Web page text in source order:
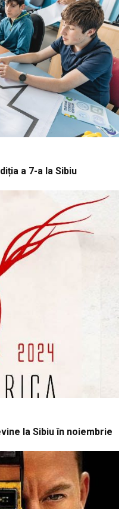
a 7-a la Sibiu
la Sibiu în noiembrie